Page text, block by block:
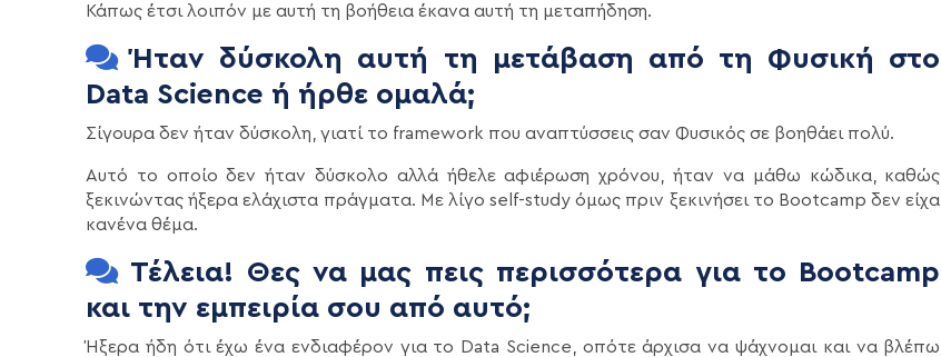
Κάπως έτσι λοιπόν με αυτή τη βοήθεια έκανα αυτή τη μεταπήδηση.
Ήταν δύσκολη αυτή τη μετάβαση από τη Φυσική στο
Data Science ή ήρθε ομαλά;
Σίγουρα δεν ήταν δύσκολη, γιατί το framework που αναπτύσσεις σαν Φυσικός σε βοηθάει πολύ.
Αυτό το οποίο δεν ήταν δύσκολο αλλά ήθελε αφιέρωση χρόνου, ήταν να μάθω κώδικα, καθώς
ξεκινώντας ήξερα ελάχιστα πράγματα. Με λίγο self-study όμως πριν ξεκινήσει το Bootcamp δεν είχα
κανένα θέμα.
Τέλεια! Θες να μας πεις περισσότερα για το Bootcamp
και την εμπειρία σου από αυτό;
Ήξερα ήδη ότι έχω ένα ενδιαφέρον για το Data Science, οπότε άρχισα να ψάχνομαι και να βλέπω